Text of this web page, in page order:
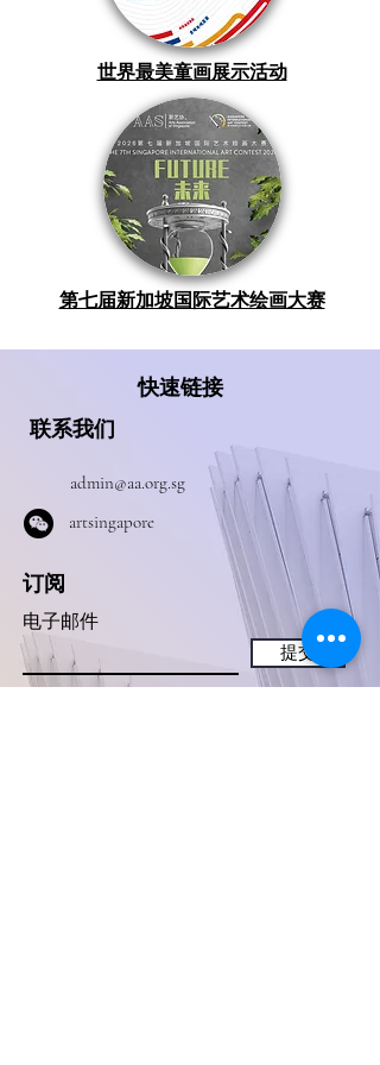
世界最美童画展示活动
第七届新加坡国际艺术绘画大赛
快速链接
联系我们
admin@aa.org.sg
​artsingapore
订阅
电子邮件
提交